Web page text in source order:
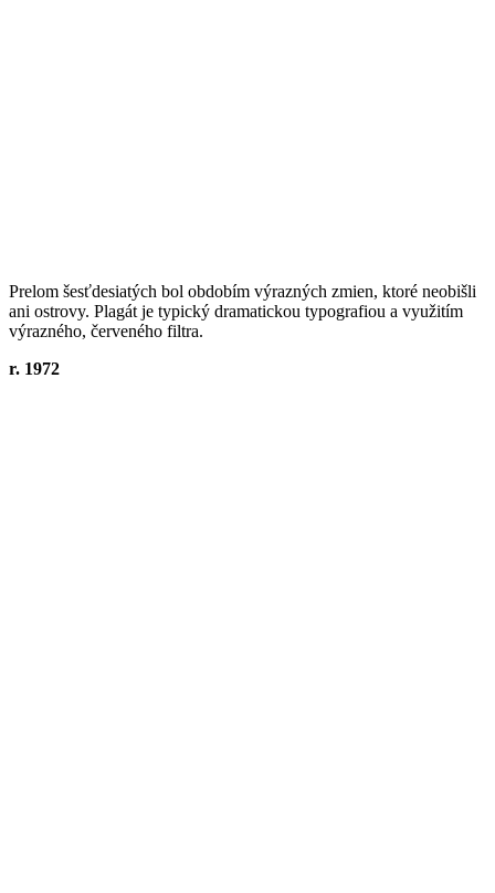
Prelom šesťdesiatých bol obdobím výrazných zmien, ktoré neobišli
ani ostrovy. Plagát je typický dramatickou typografiou a využitím
výrazného, červeného filtra.
r. 1972